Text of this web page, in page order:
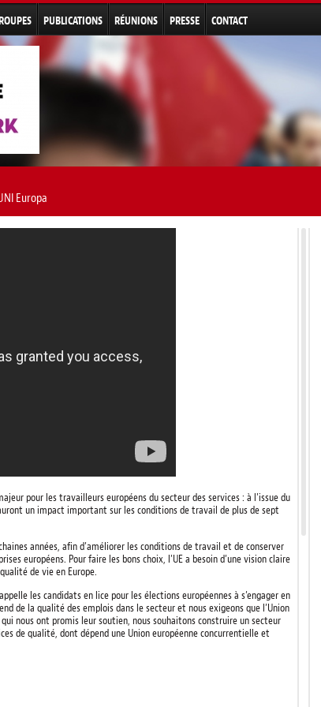
Aller au
contenu
principal
PUBLICATIONS RÉUNIONS PRESSE CONTACT
Europa
pour les travailleurs européens du secteur des services : à l’issue du
un impact important sur les conditions de travail de plus de sept
années, afin d’améliorer les conditions de travail et de conserver
européens. Pour faire les bons choix, l’UE a besoin d’une vision claire
de vie en Europe.
les candidats en lice pour les élections européennes à s’engager en
de la qualité des emplois dans le secteur et nous exigeons que l’Union
nous ont promis leur soutien, nous souhaitons construire un secteur
de qualité, dont dépend une Union européenne concurrentielle et